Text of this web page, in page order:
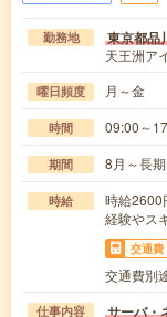
勤務地 東京都品
天王洲ア
曜日頻度 月～金
時間 09:00～
期間 8月～長
時給
時給2600
経験やス
交通費
交通費別
仕事内容 サーバ・